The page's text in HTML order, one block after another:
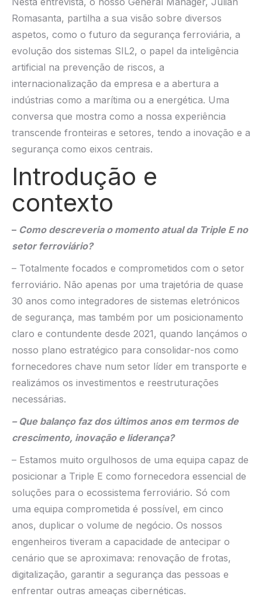
Romasanta, partilha a sua visão sobre diversos
aspetos, como o futuro da segurança ferroviária, a
evolução dos sistemas SIL2, o papel da inteligência
artificial na prevenção de riscos, a
internacionalização da empresa e a abertura a
indústrias como a marítima ou a energética. Uma
conversa que mostra como a nossa experiência
transcende fronteiras e setores, tendo a inovação e a
segurança como eixos centrais.
Introdução e
contexto
– Como descreveria o momento atual da Triple E no
setor ferroviário?
– Totalmente focados e comprometidos com o setor
ferroviário. Não apenas por uma trajetória de quase
30 anos como integradores de sistemas eletrónicos
de segurança, mas também por um posicionamento
claro e contundente desde 2021, quando lançámos o
nosso plano estratégico para consolidar-nos como
fornecedores chave num setor líder em transporte e
realizámos os investimentos e reestruturações
necessárias.
– Que balanço faz dos últimos anos em termos de
crescimento, inovação e liderança?
– Estamos muito orgulhosos de uma equipa capaz de
posicionar a Triple E como fornecedora essencial de
soluções para o ecossistema ferroviário. Só com
uma equipa comprometida é possível, em cinco
anos, duplicar o volume de negócio. Os nossos
engenheiros tiveram a capacidade de antecipar o
cenário que se aproximava: renovação de frotas,
digitalização, garantir a segurança das pessoas e
enfrentar outras ameaças cibernéticas.